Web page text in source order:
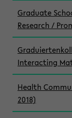
Graduate
Research /
Interacting
Health
2018)